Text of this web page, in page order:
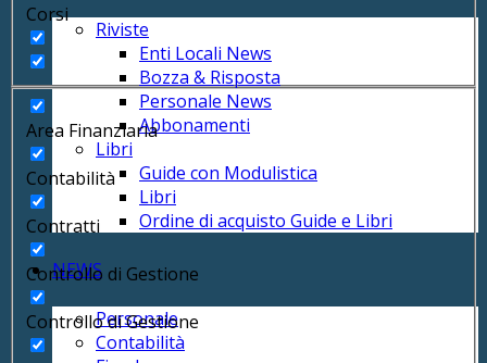
Riviste
Enti Locali News
Bozza & Risposta
Personale News
Abbonamenti
Libri
Guide con Modulistica
Libri
Ordine di acquisto Guide e Libri
NEWS
Personale
Contabilità
Corsi
Area Finanziaria
Contabilità
Contratti
Controllo di Gestione
Controllo di Gestione